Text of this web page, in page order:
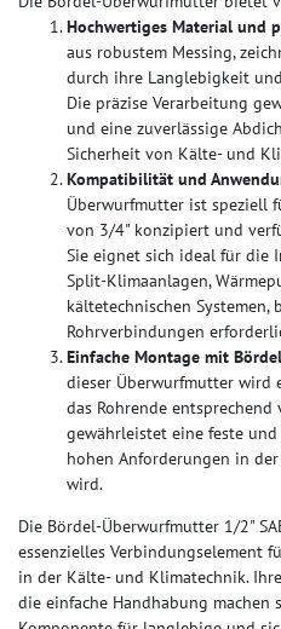
Hochwertiges Material und
aus robustem Messing,
durch ihre Langlebigkeit
Die präzise Verarbeitung
und eine zuverlässige
Sicherheit von Kälte- und
Kompatibilität und
Überwurfmutter ist speziell
von 3/4" konzipiert und
Sie eignet sich ideal für die
Split-Klimaanlagen,
kältetechnischen Systemen,
Rohrverbindungen
Einfache Montage mit
dieser Überwurfmutter wird
das Rohrende
gewährleistet eine feste
hohen Anforderungen in
wird.
Die Bördel-Überwurfmutter 1/2"
essenzielles Verbindungselement
in der Kälte- und Klimatechnik.
die einfache Handhabung machen